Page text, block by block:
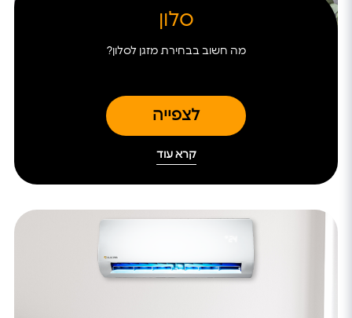
סלון
מה חשוב בבחירת מזגן לסלון?
לצפייה
קרא עוד